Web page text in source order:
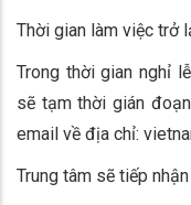
Thời gian làm việc trở
Trong thời gian nghỉ
sẽ tạm thời gián
email về địa chỉ:
Trung tâm sẽ tiếp